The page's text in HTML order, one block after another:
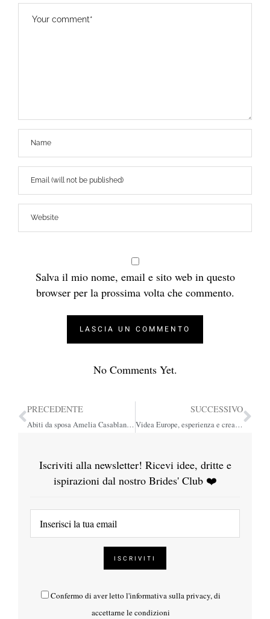
Salva il mio nome, email e sito web in questo
browser per la prossima volta che commento.
No Comments Yet.
PRECEDENTE
Abiti da sposa Amelia Casablanca 2019, volumi principeschi ispirati al ‘700
SUCCESSIVO
Videa Europe, esperienza e creatività per il film di nozze
Iscriviti alla newsletter! Ricevi idee, dritte e
ispirazioni dal nostro Brides' Club ❤️
Confermo di aver letto l'informativa sulla privacy, di
accettarne le condizioni